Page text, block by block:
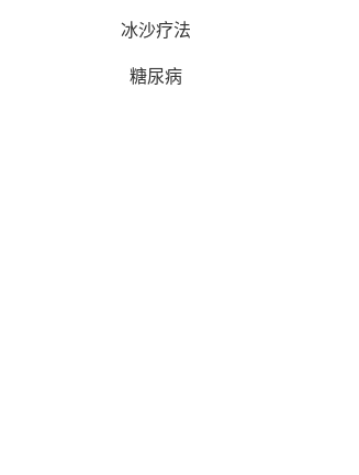
冰沙疗法
糖尿病